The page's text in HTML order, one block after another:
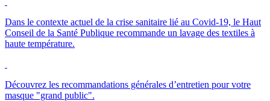
Dans le contexte actuel de la crise sanitaire lié au Covid-19, le Haut
Conseil de la Santé Publique recommande un lavage des textiles à
haute température.
Découvrez les recommandations générales d’entretien pour votre
masque "grand public".